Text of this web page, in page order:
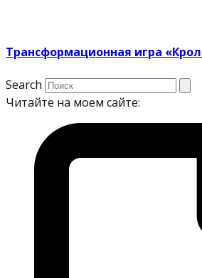
Трансформационная игра
Search
Читайте на моем сайте: